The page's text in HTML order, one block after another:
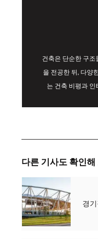
건축은 단순한 구
을 전공한 뒤, 다양
는 건축 비평과
다른 기사도 확인해
경